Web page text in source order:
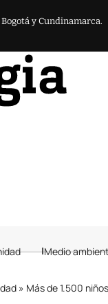
y Cundinamarca.
Medio
» Más de 1.500 niños